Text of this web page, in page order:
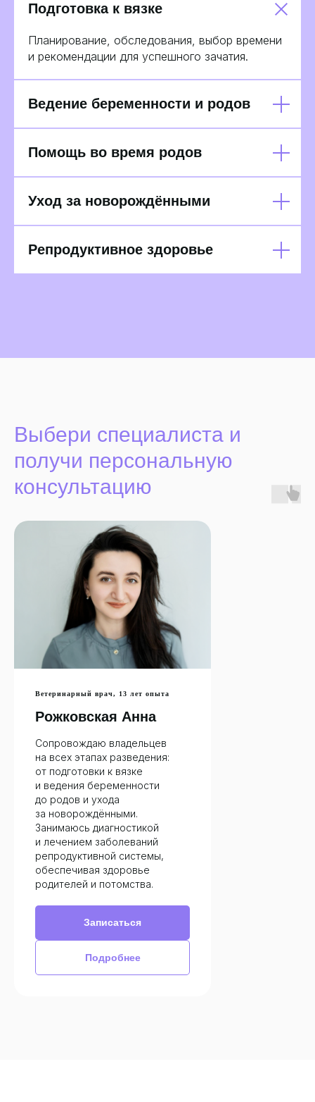
Подготовка к вязке
Планирование, обследования, выбор времени
и рекомендации для успешного зачатия.
Ведение беременности и родов
Помощь во время родов
Уход за новорождёнными
Репродуктивное здоровье
Выбери специалиста и
получи персональную
консультацию
Ветеринарный врач, 13 лет опыта
Рожковская Анна
Сопровождаю владельцев
на всех этапах разведения:
от подготовки к вязке
и ведения беременности
до родов и ухода
за новорождёнными.
Занимаюсь диагностикой
и лечением заболеваний
репродуктивной системы,
обеспечивая здоровье
родителей и потомства.
Записаться
Подробнее